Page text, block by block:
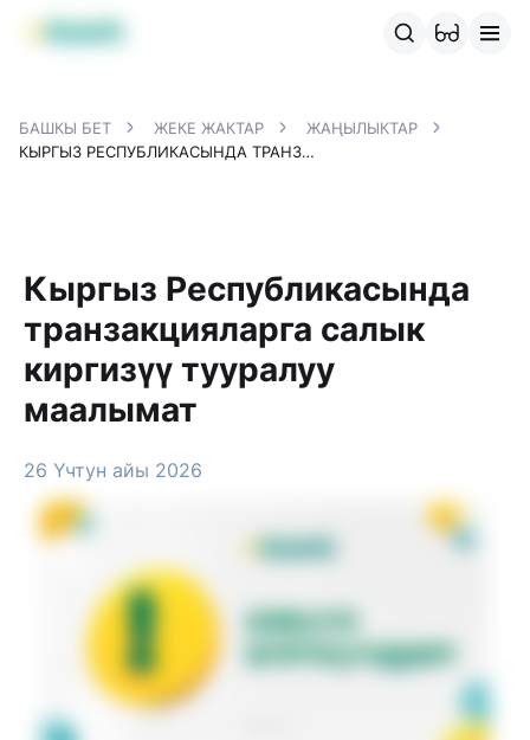
MBANK өнүмдөрү
БАШКЫ БЕТ ЖЕКЕ ЖАКТАР
ЖАҢЫЛЫКТАР
КЫРГЫЗ РЕСПУБЛИКАСЫНДА ТРАНЗАКЦИЯЛАРГА САЛЫК КИРГИЗҮҮ ТУУРАЛУУ МААЛЫМАТ
Кыргыз Республикасында
транзакцияларга салык
киргизүү тууралуу
маалымат
26 Үчтун айы 2026